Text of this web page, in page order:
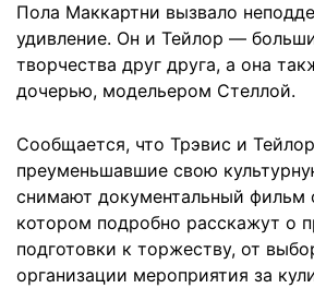
Пола Маккартни вызвало
удивление. Он и Тейлор —
творчества друг друга, а она
дочерью, модельером Стеллой.
Сообщается, что Трэвис и
преуменьшавшие свою
снимают документальный фильм
котором подробно расскажут о
подготовки к торжеству, от
организации мероприятия за